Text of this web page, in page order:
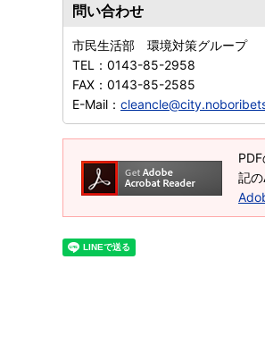
問い合わせ
市民生活部 環境対策グループ
TEL： 0143-85-2958
FAX： 0143-85-2585
E-Mail：
記